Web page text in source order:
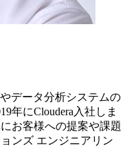
データ分析システムの
年にCloudera入社しま
お客様への提案や課題
ンズ エンジニアリン